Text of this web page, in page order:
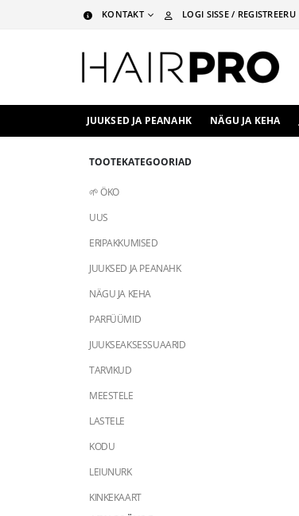
KONTAKT LOGI SISSE / REGISTREERU
JUUKSED JA PEANAHK NÄGU JA KEHA
TOOTEKATEGOORIAD
🌱 ÖKO
UUS
ERIPAKKUMISED
JUUKSED JA PEANAHK
NÄGU JA KEHA
PARFÜÜMID
JUUKSEAKSESSUAARID
TARVIKUD
MEESTELE
LASTELE
KODU
LEIUNURK
KINKEKAART